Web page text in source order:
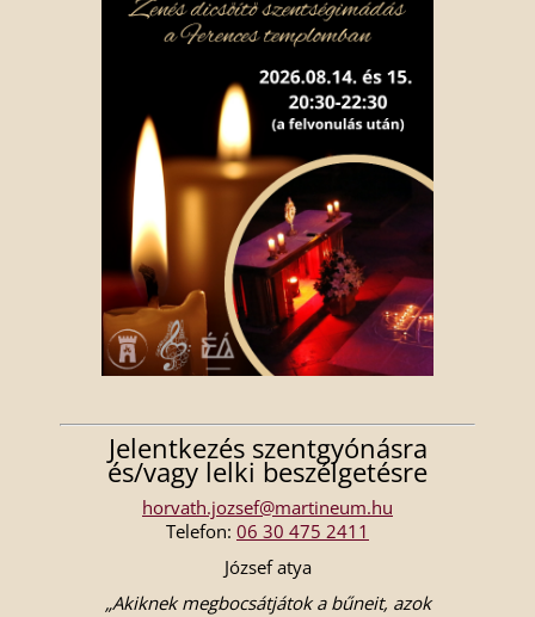
Jelentkezés szentgyónásra
és/vagy lelki beszélgetésre
horvath.jozsef@martineum.hu
Telefon: 06 30 475 2411
József atya
„Akiknek megbocsátjátok a bűneit, azok